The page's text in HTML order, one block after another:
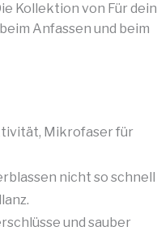
Kollektion von Für dein
Anfassen und beim
Mikrofaser für
nicht so schnell
und sauber